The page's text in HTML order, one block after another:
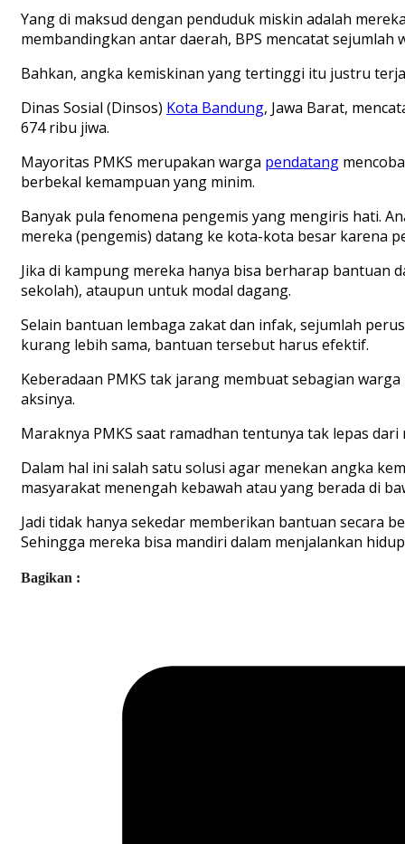
Yang di maksud dengan penduduk miskin adalah
membandingkan antar daerah, BPS mencatat
Bahkan, angka kemiskinan yang tertinggi itu justru
Dinas Sosial (Dinsos) Kota Bandung, Jawa Barat,
674 ribu jiwa.
Mayoritas PMKS merupakan warga pendatang
berbekal kemampuan yang minim.
Banyak pula fenomena pengemis yang mengiris hati.
mereka (pengemis) datang ke kota-kota besar karena
Jika di kampung mereka hanya bisa berharap bantuan
sekolah), ataupun untuk modal dagang.
Selain bantuan lembaga zakat dan infak, sejumlah
kurang lebih sama, bantuan tersebut harus efektif.
Keberadaan PMKS tak jarang membuat sebagian
aksinya.
Maraknya PMKS saat ramadhan tentunya tak lepas
Dalam hal ini salah satu solusi agar menekan angka
masyarakat menengah kebawah atau yang berada di
Jadi tidak hanya sekedar memberikan bantuan secara
Sehingga mereka bisa mandiri dalam menjalankan
Bagikan :